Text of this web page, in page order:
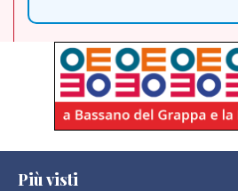
Più visti